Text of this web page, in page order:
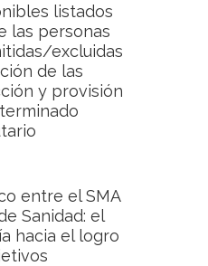
listados
las personas
excluidas
de las
y provisión
entre el SMA
Sanidad: el
hacia el logro